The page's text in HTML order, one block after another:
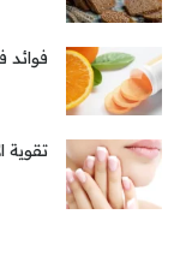
فوائد
تقوية